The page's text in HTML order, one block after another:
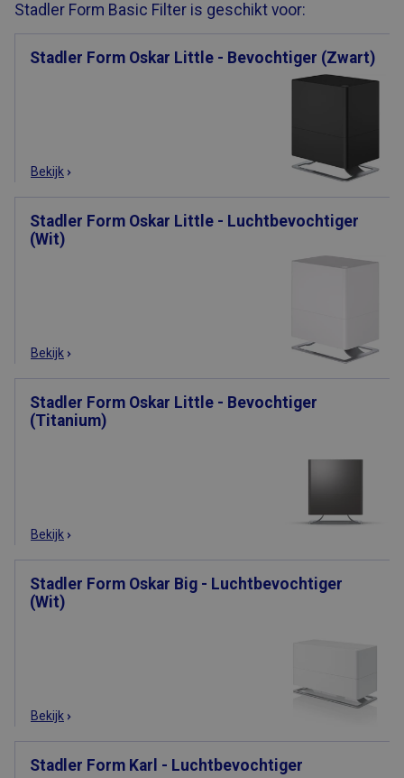
Stadler Form Basic Filter is geschikt voor:
Stadler Form Oskar Little - Bevochtiger (Zwart)
Bekijk
Stadler Form Oskar Little - Luchtbevochtiger
(Wit)
Bekijk
Stadler Form Oskar Little - Bevochtiger
(Titanium)
Bekijk
Stadler Form Oskar Big - Luchtbevochtiger
(Wit)
Bekijk
Stadler Form Karl - Luchtbevochtiger